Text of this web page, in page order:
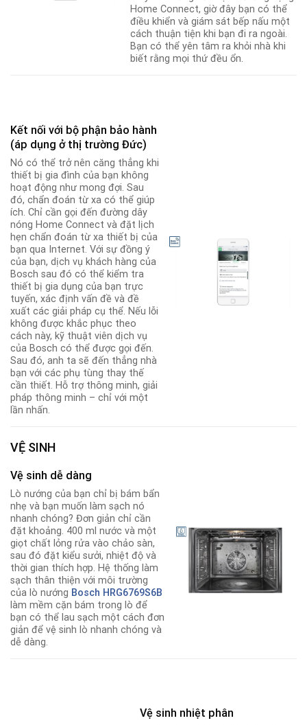
Home Connect, giờ đây bạn có thể
điều khiển và giám sát bếp nấu một
cách thuận tiện khi bạn đi ra ngoài.
Bạn có thể yên tâm ra khỏi nhà khi
biết rằng mọi thứ đều ổn.
Kết nối với bộ phận bảo hành
(áp dụng ở thị trường Đức)
Nó có thể trở nên căng thẳng khi
thiết bị gia đình của bạn không
hoạt động như mong đợi. Sau
đó, chẩn đoán từ xa có thể giúp
ích. Chỉ cần gọi đến đường dây
nóng Home Connect và đặt lịch
hẹn chẩn đoán từ xa thiết bị của
bạn qua Internet. Với sự đồng ý
của bạn, dịch vụ khách hàng của
Bosch sau đó có thể kiểm tra
thiết bị gia dụng của bạn trực
tuyến, xác định vấn đề và đề
xuất các giải pháp cụ thể. Nếu lỗi
không được khắc phục theo
cách này, kỹ thuật viên dịch vụ
của Bosch có thể được gọi đến.
Sau đó, anh ta sẽ đến thẳng nhà
bạn với các phụ tùng thay thế
cần thiết. Hỗ trợ thông minh, giải
pháp thông minh – chỉ với một
lần nhấn.
VỆ SINH
Vệ sinh dễ dàng
Lò nướng của bạn chỉ bị bám bẩn
nhẹ và bạn muốn làm sạch nó
nhanh chóng? Đơn giản chỉ cần
đặt khoảng. 400 ml nước và một
giọt chất lỏng rửa vào chảo sàn,
sau đó đặt kiểu sưởi, nhiệt độ và
thời gian thích hợp. Hệ thống làm
sạch thân thiện với môi trường
của lò nướng Bosch HRG6769S6B
làm mềm cặn bám trong lò để
bạn có thể lau sạch một cách đơn
giản để vệ sinh lò nhanh chóng và
dễ dàng.
Vệ sinh nhiệt phân